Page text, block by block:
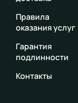
Правила
оказания услуг
Гарантия
подлинности
Контакты